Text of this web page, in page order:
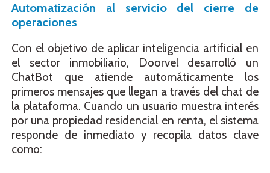
Automatización al servicio del cierre de
operaciones
Con el objetivo de aplicar inteligencia artificial en
el sector inmobiliario, Doorvel desarrolló un
ChatBot que atiende automáticamente los
primeros mensajes que llegan a través del chat de
la plataforma. Cuando un usuario muestra interés
por una propiedad residencial en renta, el sistema
responde de inmediato y recopila datos clave
como: